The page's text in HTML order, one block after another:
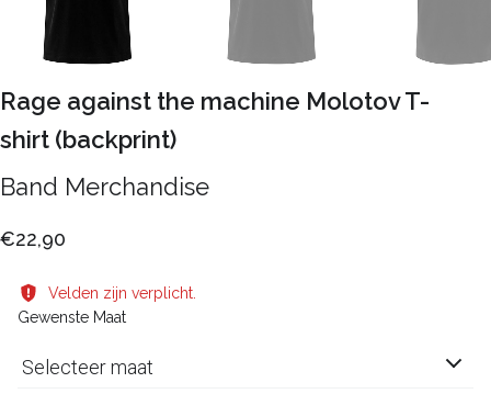
Rage against the machine Molotov T-
shirt (backprint)
Band Merchandise
€22,90
Velden zijn verplicht.
Gewenste Maat
Selecteer maat